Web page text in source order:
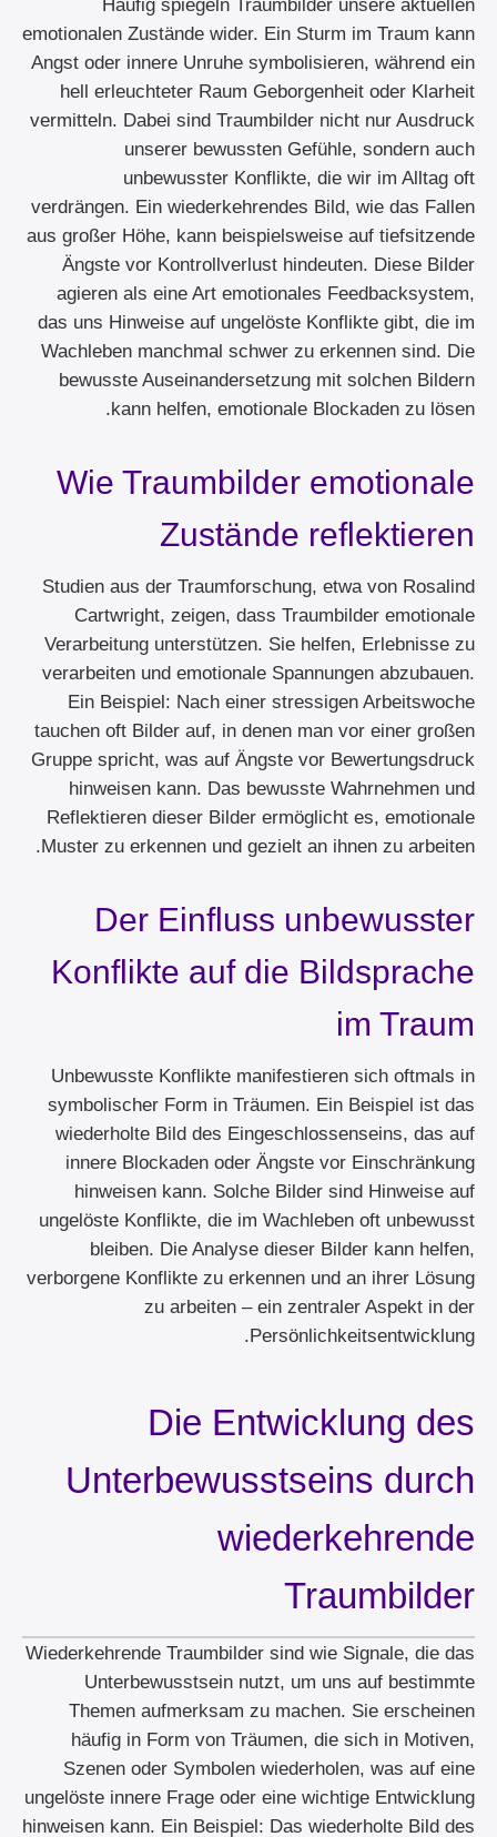
Häufig spiegeln Traumbilder unsere aktuellen
emotionalen Zustände wider. Ein Sturm im Traum kann
Angst oder innere Unruhe symbolisieren, während ein
hell erleuchteter Raum Geborgenheit oder Klarheit
vermitteln. Dabei sind Traumbilder nicht nur Ausdruck
unserer bewussten Gefühle, sondern auch
unbewusster Konflikte, die wir im Alltag oft
verdrängen. Ein wiederkehrendes Bild, wie das Fallen
aus großer Höhe, kann beispielsweise auf tiefsitzende
Ängste vor Kontrollverlust hindeuten. Diese Bilder
agieren als eine Art emotionales Feedbacksystem,
das uns Hinweise auf ungelöste Konflikte gibt, die im
Wachleben manchmal schwer zu erkennen sind. Die
bewusste Auseinandersetzung mit solchen Bildern
kann helfen, emotionale Blockaden zu lösen.
Wie Traumbilder emotionale
Zustände reflektieren
Studien aus der Traumforschung, etwa von Rosalind
Cartwright, zeigen, dass Traumbilder emotionale
Verarbeitung unterstützen. Sie helfen, Erlebnisse zu
verarbeiten und emotionale Spannungen abzubauen.
Ein Beispiel: Nach einer stressigen Arbeitswoche
tauchen oft Bilder auf, in denen man vor einer großen
Gruppe spricht, was auf Ängste vor Bewertungsdruck
hinweisen kann. Das bewusste Wahrnehmen und
Reflektieren dieser Bilder ermöglicht es, emotionale
Muster zu erkennen und gezielt an ihnen zu arbeiten.
Der Einfluss unbewusster
Konflikte auf die Bildsprache
im Traum
Unbewusste Konflikte manifestieren sich oftmals in
symbolischer Form in Träumen. Ein Beispiel ist das
wiederholte Bild des Eingeschlossenseins, das auf
innere Blockaden oder Ängste vor Einschränkung
hinweisen kann. Solche Bilder sind Hinweise auf
ungelöste Konflikte, die im Wachleben oft unbewusst
bleiben. Die Analyse dieser Bilder kann helfen,
verborgene Konflikte zu erkennen und an ihrer Lösung
zu arbeiten – ein zentraler Aspekt in der
Persönlichkeitsentwicklung.
Die Entwicklung des
Unterbewusstseins durch
wiederkehrende
Traumbilder
Wiederkehrende Traumbilder sind wie Signale, die das
Unterbewusstsein nutzt, um uns auf bestimmte
Themen aufmerksam zu machen. Sie erscheinen
häufig in Form von Träumen, die sich in Motiven,
Szenen oder Symbolen wiederholen, was auf eine
ungelöste innere Frage oder eine wichtige Entwicklung
hinweisen kann. Ein Beispiel: Das wiederholte Bild des